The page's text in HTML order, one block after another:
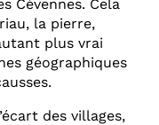
Cévennes. Cela
la pierre,
plus vrai
géographiques
des villages,